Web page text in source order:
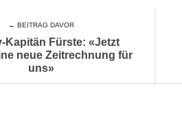
← BEITRAG DAVOR
Kapitän Fürste: «Jetzt
neue Zeitrechnung für
uns»